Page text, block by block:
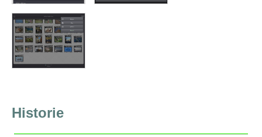
Historie